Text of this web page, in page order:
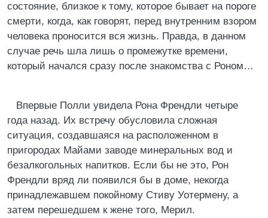
состояние, близкое к тому, которое бывает на пороге
смерти, когда, как говорят, перед внутренним взором
человека проносится вся жизнь. Правда, в данном
случае речь шла лишь о промежутке времени,
который начался сразу после знакомства с Роном…
Впервые Полли увидела Рона Френдли четыре
года назад. Их встречу обусловила сложная
ситуация, создавшаяся на расположенном в
пригородах Майами заводе минеральных вод и
безалкогольных напитков. Если бы не это, Рон
Френдли вряд ли появился бы в доме, некогда
принадлежавшем покойному Стиву Уотермену, а
затем перешедшем к жене того, Мерил.